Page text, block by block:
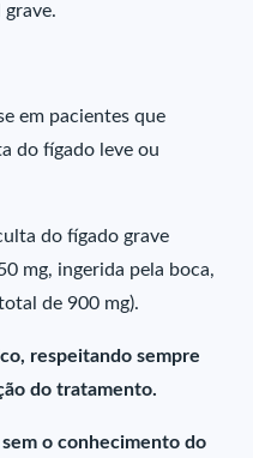
em pacientes que
do fígado leve ou
do fígado grave
mg, ingerida pela boca,
de 900 mg).
respeitando sempre
do tratamento.
o conhecimento do